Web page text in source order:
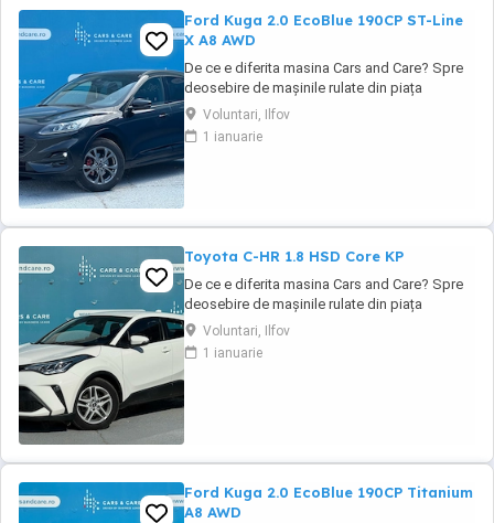
Ford Kuga 2.0 EcoBlue 190CP ST-Line
X A8 AWD
De ce e diferita masina Cars and Care? Spre
deosebire de mașinile rulate din piața
obișnuită, aceasta vine direct din flota proprie
a Business Lease — parte a grupului
internațional Autobinck, cu peste 10 ani de
Voluntari, Ilfov
1 ianuarie
Toyota C-HR 1.8 HSD Core KP
De ce e diferita masina Cars and Care? Spre
deosebire de mașinile rulate din piața
obișnuită, aceasta vine direct din flota proprie
a Business Lease — parte a grupului
internațional Autobinck, cu peste 10 ani de
Voluntari, Ilfov
1 ianuarie
Ford Kuga 2.0 EcoBlue 190CP Titanium
A8 AWD